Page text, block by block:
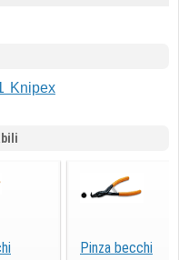
Knipex
Pinza becchi